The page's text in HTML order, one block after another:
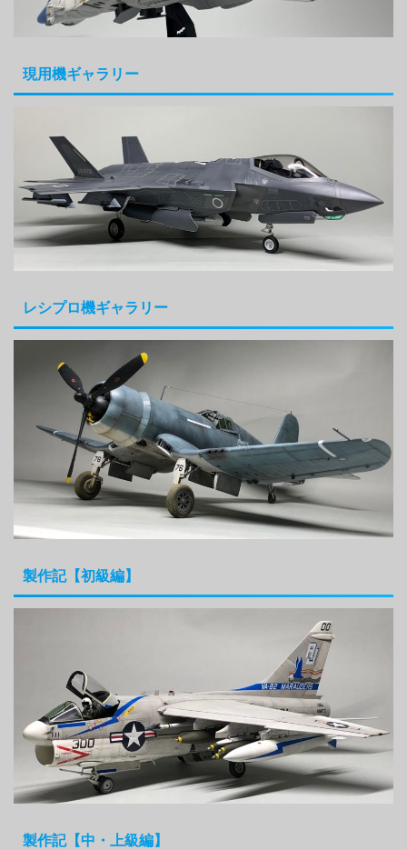
現用機ギャラリー
レシプロ機ギャラリー
製作記【初級編】
製作記【中・上級編】